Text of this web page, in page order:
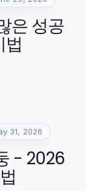
은 성공
법
31, 2026
- 2026